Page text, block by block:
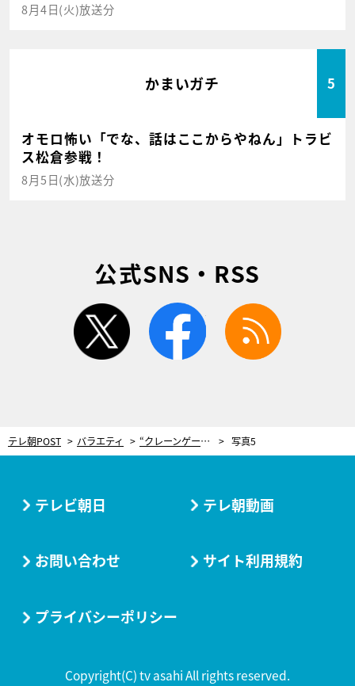
8月4日(火)放送分
かまいガチ 5
オモロ怖い「でな、話はここからやねん」トラビ
ス松倉参戦！
8月5日(水)放送分
公式SNS・RSS
twitter facebook
テレ朝POST バラエティ “クレーンゲーム大好き”ガクテンソク奥田の実力はいかに…!? 有吉弘行も期待「すごいエンディングになれ！」 写真5
テレビ朝日 テレ朝動画
お問い合わせ サイト利用規約
プライバシーポリシー
Copyright(C) tv asahi All rights reserved.